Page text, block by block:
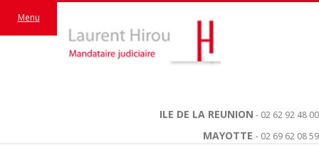
ILE DE LA REUNION - 02 62 92 48 00
MAYOTTE - 02 69 62 08 59
Menu